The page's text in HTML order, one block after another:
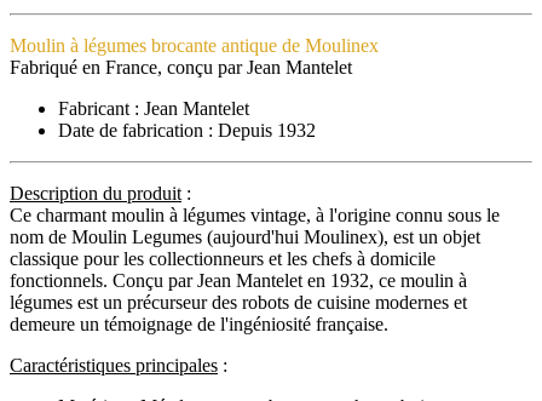
Moulin à légumes brocante antique de Moulinex
Fabriqué en France, conçu par Jean Mantelet
Fabricant : Jean Mantelet
Date de fabrication : Depuis 1932
Description du produit :
Ce charmant moulin à légumes vintage, à l'origine connu sous le
nom de Moulin Legumes (aujourd'hui Moulinex), est un objet
classique pour les collectionneurs et les chefs à domicile
fonctionnels. Conçu par Jean Mantelet en 1932, ce moulin à
légumes est un précurseur des robots de cuisine modernes et
demeure un témoignage de l'ingéniosité française.
Caractéristiques principales :